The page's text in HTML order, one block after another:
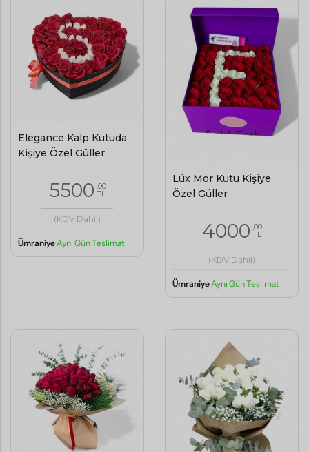
Elegance Kalp Kutuda
Kişiye Özel Güller
5500 ,00
TL
(KDV Dahil)
Ümraniye Aynı Gün Teslimat
Lüx Mor Kutu Kişiye
Özel Güller
4000 ,00
TL
(KDV Dahil)
ÜmraniyeAynı Gün Teslimat